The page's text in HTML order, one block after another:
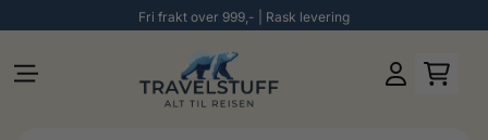
Fri frakt over 999,- | Rask levering